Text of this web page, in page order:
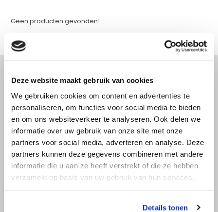
Deze website maakt gebruik van cookies
We gebruiken cookies om content en advertenties te
personaliseren, om functies voor social media te bieden
en om ons websiteverkeer te analyseren. Ook delen we
informatie over uw gebruik van onze site met onze
partners voor social media, adverteren en analyse. Deze
partners kunnen deze gegevens combineren met andere
informatie die u aan ze heeft verstrekt of die ze hebben
verzameld op basis van uw gebruik van hun services.
Details tonen
Geen producten gevonden!...
Advies nodig?
Doe onze online keuzehulp of bel direct
met een specialist!
Doe onze online keuzehulp